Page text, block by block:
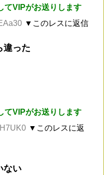
てVIPがお送りします
▼このレスに返信
違った
てVIPがお送りします
▼このレスに返
ない